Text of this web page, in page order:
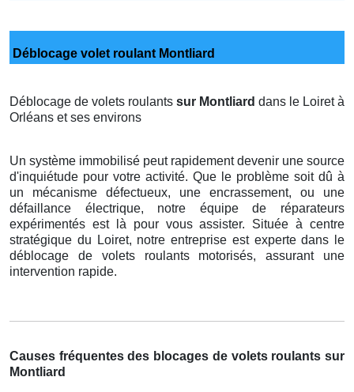
Déblocage volet roulant Montliard
Déblocage de volets roulants sur Montliard dans le Loiret à
Orléans et ses environs
Un système immobilisé peut rapidement devenir une source
d'inquiétude pour votre activité. Que le problème soit dû à
un mécanisme défectueux, une encrassement, ou une
défaillance électrique, notre équipe de réparateurs
expérimentés est là pour vous assister. Située à centre
stratégique du Loiret, notre entreprise est experte dans le
déblocage de volets roulants motorisés, assurant une
intervention rapide.
Causes fréquentes des blocages de volets roulants sur
Montliard